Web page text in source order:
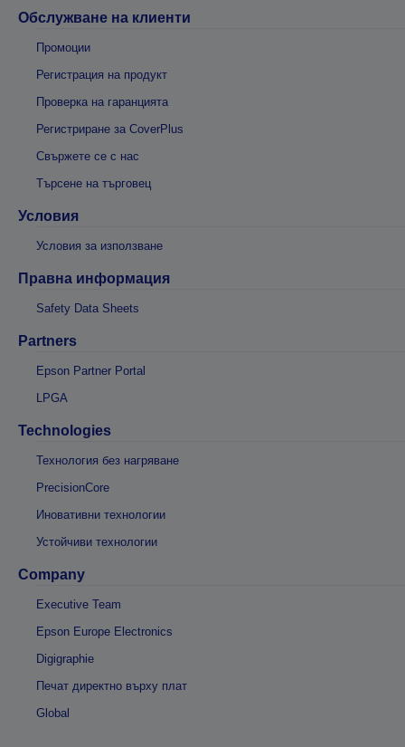
Обслужване на клиенти
Промоции
Регистрация на продукт
Проверка на гаранцията
Регистриране за CoverPlus
Свържете се с нас
Търсене на търговец
Условия
Условия за използване
Правна информация
Safety Data Sheets
Partners
Epson Partner Portal
LPGA
Technologies
Технология без нагряване
PrecisionCore
Иновативни технологии
Устойчиви технологии
Company
Executive Team
Epson Europe Electronics
Digigraphie
Печат директно върху плат
Global